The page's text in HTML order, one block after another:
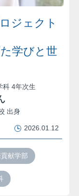
ジェクト
学びと世
科 4年次生
出身
2026.01.12
献学部